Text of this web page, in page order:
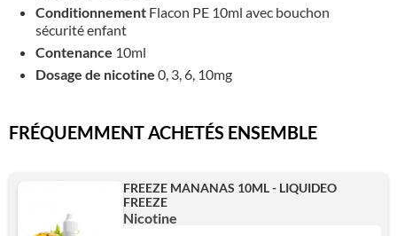
Conditionnement Flacon PE 10ml avec bouchon
sécurité enfant
Contenance 10ml
Dosage de nicotine 0, 3, 6, 10mg
FRÉQUEMMENT ACHETÉS ENSEMBLE
FREEZE MANANAS 10ML - LIQUIDEO
FREEZE
Nicotine